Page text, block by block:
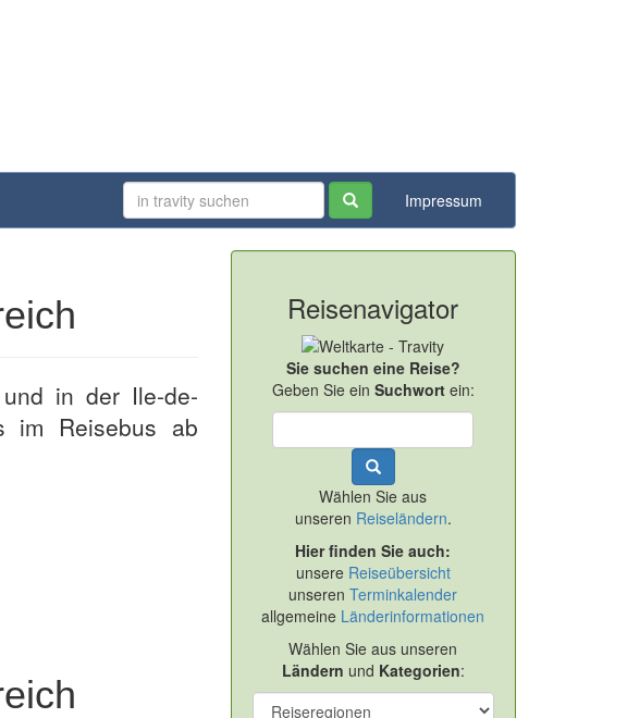
Impressum
in der Ile-de-
im Reisebus ab
Reisenavigator
Sie suchen eine Reise?
Geben Sie ein Suchwortein:
Wählen Sie aus
unseren Reiseländern.
Hier finden Sie auch:
unsere Reiseübersicht
unserenTerminkalender
allgemeine Länderinformationen
Wählen Sie aus unseren
Ländern und Kategorien: